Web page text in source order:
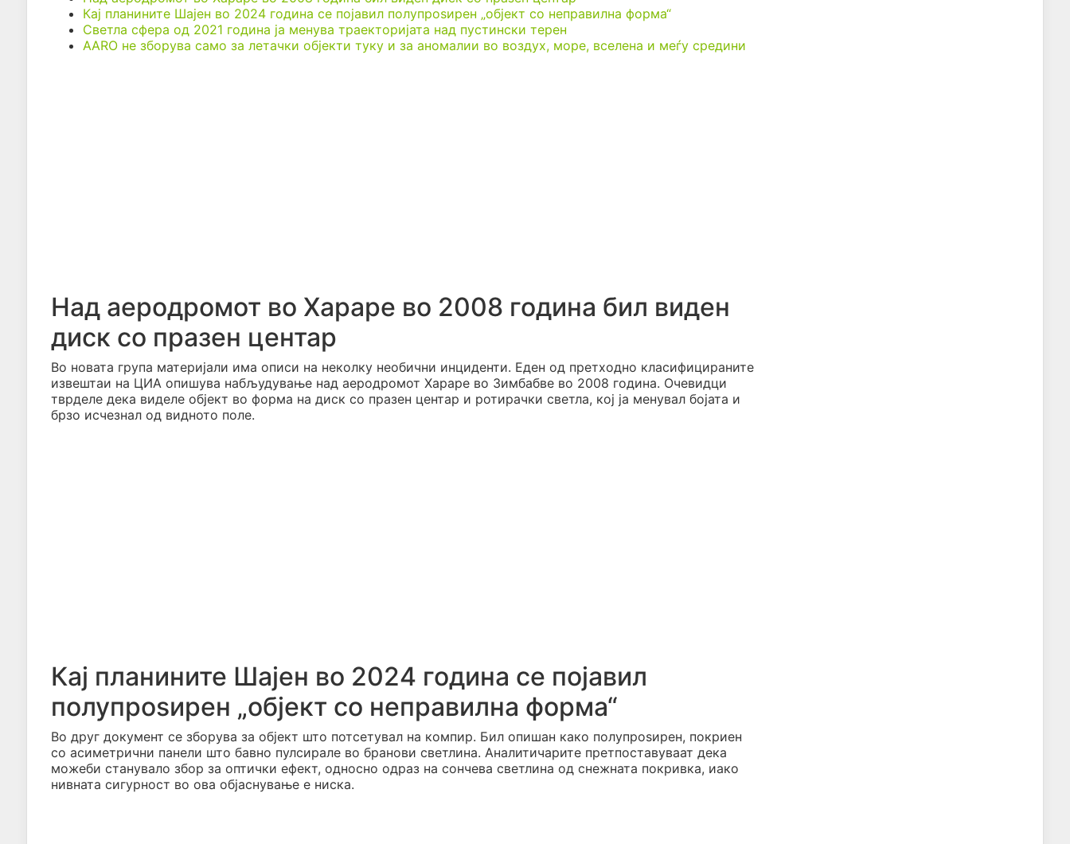
Кај планините Шајен во 2024 година се појавил полупроѕирен „објект со неправилна форма“
Светла сфера од 2021 година ја менува траекторијата над пустински терен
AARO не зборува само за летачки објекти туку и за аномалии во воздух, море, вселена и меѓу средини
Над аеродромот во Хараре во 2008 година бил виден
диск со празен центар
Во новата група материјали има описи на неколку необични инциденти. Еден од претходно класифицираните
извештаи на ЦИА опишува набљудување над аеродромот Хараре во Зимбабве во 2008 година. Очевидци
тврделе дека виделе објект во форма на диск со празен центар и ротирачки светла, кој ја менувал бојата и
брзо исчезнал од видното поле.
Кај планините Шајен во 2024 година се појавил
полупроѕирен „објект со неправилна форма“
Во друг документ се зборува за објект што потсетувал на компир. Бил опишан како полупроѕирен, покриен
со асиметрични панели што бавно пулсирале во бранови светлина. Аналитичарите претпоставуваат дека
можеби станувало збор за оптички ефект, односно одраз на сончева светлина од снежната покривка, иако
нивната сигурност во ова објаснување е ниска.